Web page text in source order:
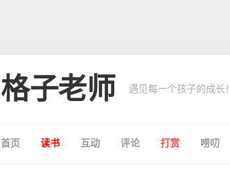
格子老师 遇见每一个孩子的成长！
首页 读书 互动 评论 打赏 唠叨